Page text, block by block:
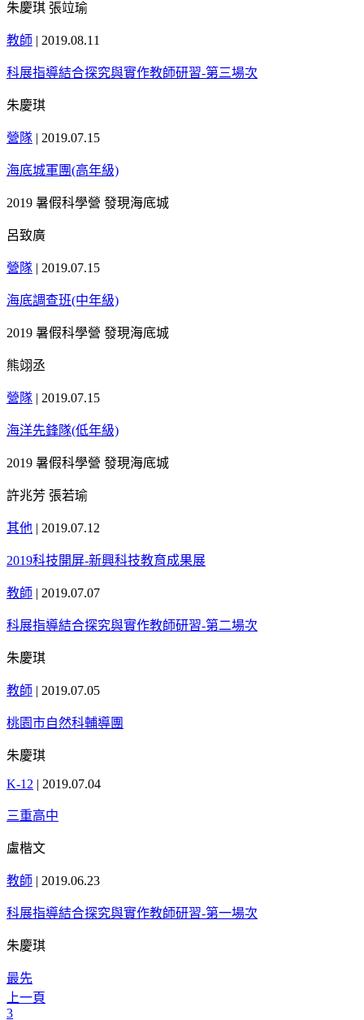
朱慶琪 張竝瑜
教師 | 2019.08.11
科展指導結合探究與實作教師研習-第三場次
朱慶琪
營隊 | 2019.07.15
海底城軍團(高年級)
2019 暑假科學營 發現海底城
呂致廣
營隊 | 2019.07.15
海底調查班(中年級)
2019 暑假科學營 發現海底城
熊翊丞
營隊 | 2019.07.15
海洋先鋒隊(低年級)
2019 暑假科學營 發現海底城
許兆芳 張若瑜
其他 | 2019.07.12
2019科技開屏-新興科技教育成果展
教師 | 2019.07.07
科展指導結合探究與實作教師研習-第二場次
朱慶琪
教師 | 2019.07.05
桃園市自然科輔導團
朱慶琪
K-12 | 2019.07.04
三重高中
盧楷文
教師 | 2019.06.23
科展指導結合探究與實作教師研習-第一場次
朱慶琪
最先
上一頁
3